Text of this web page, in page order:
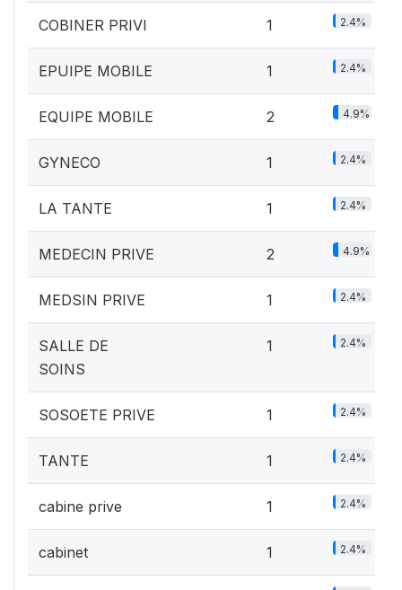
COBINER PRIVI 1 2.4%
EPUIPE MOBILE 1 2.4%
EQUIPE MOBILE 2 4.9%
GYNECO 1 2.4%
LA TANTE 1 2.4%
MEDECIN PRIVE 2 4.9%
MEDSIN PRIVE 1 2.4%
SALLE DE
SOINS
1 2.4%
SOSOETE PRIVE 1 2.4%
TANTE 1 2.4%
cabine prive 1 2.4%
cabinet 1 2.4%